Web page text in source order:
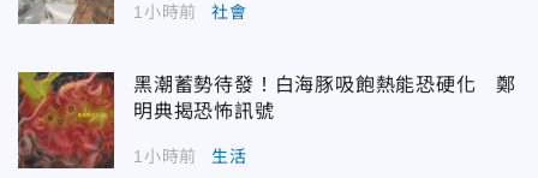
1小時前 社會
黑潮蓄勢待發！白海豚吸飽熱能恐硬化 鄭
明典揭恐怖訊號
1小時前 生活